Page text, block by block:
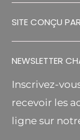
RGPD
S.A.V
CGV
MR
AGRICOLE
DECOUVREZ
NEWSLETTER
Inscrivez-
recevoir les
ligne sur
SITE CONÇU PAR
FA DESIGNS